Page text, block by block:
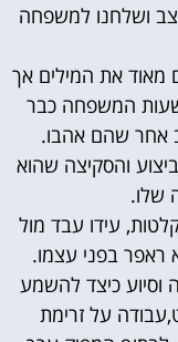
ושלחנו למשפחה
מאוד את המילים אך
רוצים לשנות את הקצב. בתוך 24 שעות המשפחה כבר
אחר שהם אהבו.
והסקיצה שהוא
שלו.
עידו עבד מול
ראפר בפני עצמו.
וסיוע כיצד להשמע
על זרימת